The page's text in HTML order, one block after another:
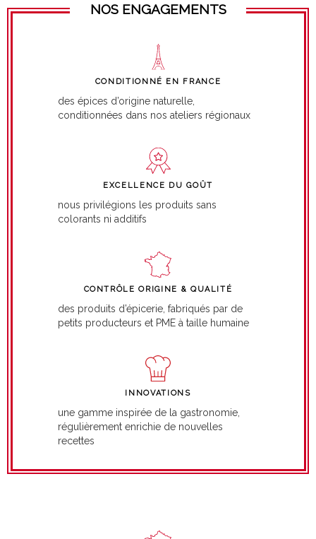
NOS ENGAGEMENTS
CONDITIONNÉ EN FRANCE
des épices d’origine naturelle,
conditionnées dans nos ateliers régionaux
EXCELLENCE DU GOÛT
nous privilégions les produits sans
colorants ni additifs
CONTRÔLE ORIGINE & QUALITÉ
des produits d’épicerie, fabriqués par de
petits producteurs et PME à taille humaine
INNOVATIONS
une gamme inspirée de la gastronomie,
régulièrement enrichie de nouvelles
recettes